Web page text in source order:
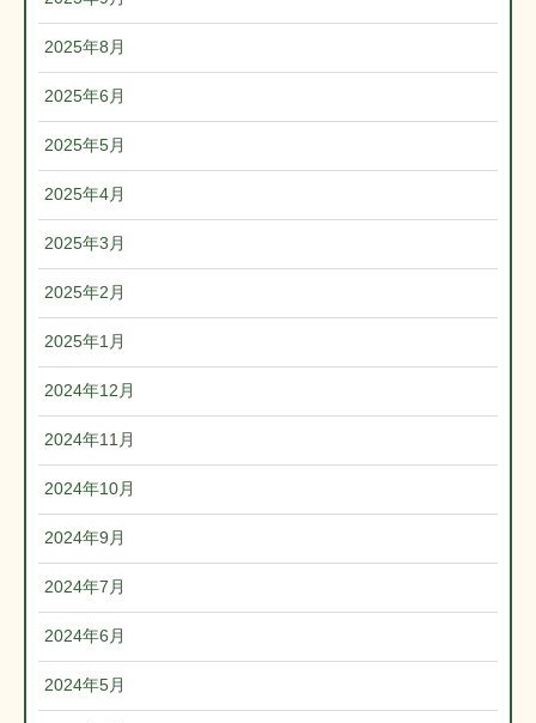
2025年8月
2025年6月
2025年5月
2025年4月
2025年3月
2025年2月
2025年1月
2024年12月
2024年11月
2024年10月
2024年9月
2024年7月
2024年6月
2024年5月